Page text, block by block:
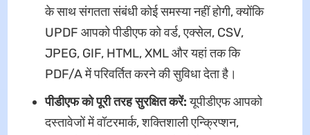
के साथ संगतता संबंधी कोई समस्या नहीं होगी, क्योंकि
UPDF आपको पीडीएफ को वर्ड, एक्सेल, CSV,
JPEG, GIF, HTML, XML और यहां तक कि
PDF/A में परिवर्तित करने की सुविधा देता है।
पीडीएफ को पूरी तरह सुरक्षित करें:यूपीडीएफ आपको
दस्तावेजों में वॉटरमार्क, शक्तिशाली एन्क्रिप्शन,